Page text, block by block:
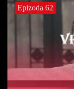
Epizoda 62